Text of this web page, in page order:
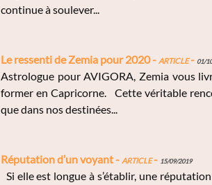
continue à soulever...
Le ressenti de Zemia pour 2020 -Article- 01/
Astrologue pour AVIGORA, Zemia vous
former en Capricorne. Cette véritable
que dans nos destinées...
Réputation d’un voyant -Article- 15/09/2019
Si elle est longue à s’établir, une